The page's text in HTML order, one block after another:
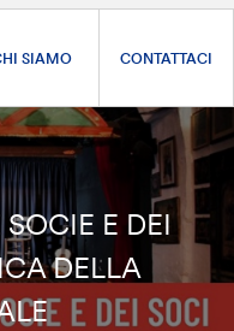
SIAMO CONTATTACI
E DEI
DELLA